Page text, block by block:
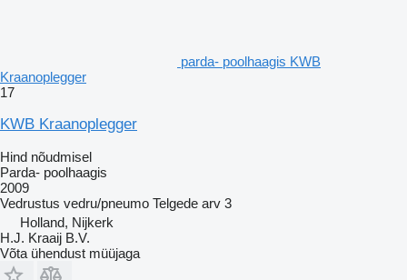
parda- poolhaagis KWB
Kraanoplegger
17
KWB Kraanoplegger
Hind nõudmisel
Parda- poolhaagis
2009
Vedrustus vedru/pneumo Telgede arv 3
Holland, Nijkerk
H.J. Kraaij B.V.
Võta ühendust müüjaga